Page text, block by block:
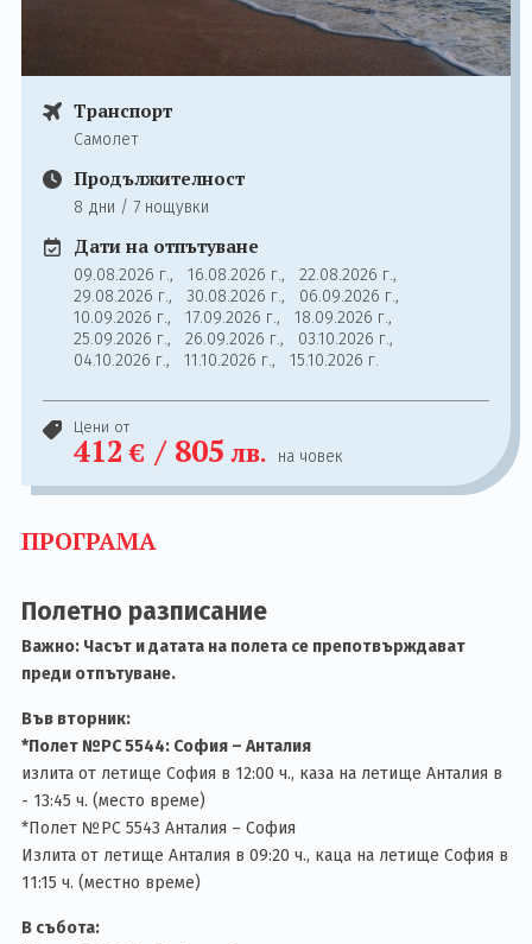
Транспорт
Самолет
Продължителност
8 дни / 7 нощувки
Дати на отпътуване
09.08.2026 г., 16.08.2026 г., 22.08.2026 г.,
29.08.2026 г., 30.08.2026 г., 06.09.2026 г.,
10.09.2026 г., 17.09.2026 г., 18.09.2026 г.,
25.09.2026 г., 26.09.2026 г., 03.10.2026 г.,
04.10.2026 г., 11.10.2026 г., 15.10.2026 г.
Цени от
412 € / 805 лв. на човек
ПРОГРАМА
Полетно разписание
Важно: Часът и датата на полета се препотвърждават
преди отпътуване.
Във вторник:
*Полет №PC 5544: София – Анталия
излита от летище София в 12:00 ч., каза на летище Анталия в
- 13:45 ч. (место време)
*Полет №PC 5543 Анталия – София
Излита от летище Анталия в 09:20 ч., каца на летище София в
11:15 ч. (местно време)
В събота: